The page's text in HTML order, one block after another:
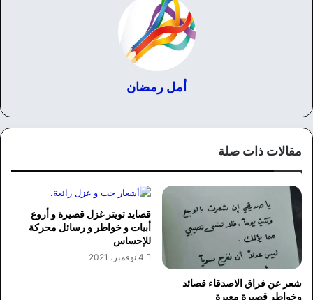
أمل رمضان
مقالات ذات صلة
شعر عن فراق الاصدقاء قصائد
وخواطر قصيرة معبرة
قصايد تويتر غزل قصيرة و أروع
أبيات و خواطر و رسائل محركة
للإحساس
4 نوفمبر، 2021